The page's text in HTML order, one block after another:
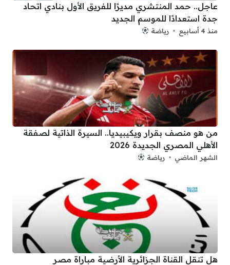
عاجل.. حمد المنتشري مديرًا للفريق الأول بنادي اتحاد
جدة استعدادًا للموسم الجديد
منذ 4 أسابيع رياضة
من هو منصف بقرار ويكيبيديا.. السيرة الذاتية لصفقة
الأهلي المصري الجديدة 2026
الشهر الماضي رياضة
هل تنقل القناة الجزائرية الأرضية مباراة مصر